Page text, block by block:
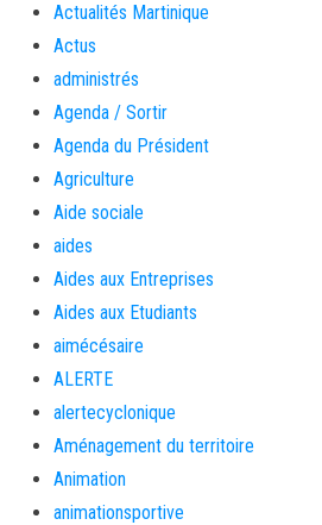
Actualités Martinique
Actus
administrés
Agenda / Sortir
Agenda du Président
Agriculture
Aide sociale
aides
Aides aux Entreprises
Aides aux Etudiants
aimécésaire
ALERTE
alertecyclonique
Aménagement du territoire
Animation
animationsportive